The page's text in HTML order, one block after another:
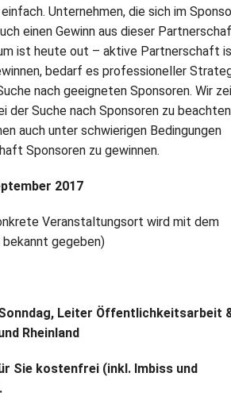
Unternehmen, die sich im
einen Gewinn aus dieser
ist heute out – aktive Partnerschaft
bedarf es professioneller
nach geeigneten Sponsoren. Wir
der Suche nach Sponsoren zu beachten
auch unter schwierigen Bedingungen
Sponsoren zu gewinnen.
2017
Veranstaltungsort wird mit dem
bekannt gegeben)
Leiter Öffentlichkeitsarbeit
Rheinland
Sie kostenfrei (inkl. Imbiss und